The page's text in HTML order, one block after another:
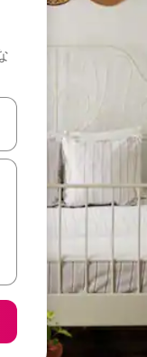
動するか、画面をタ